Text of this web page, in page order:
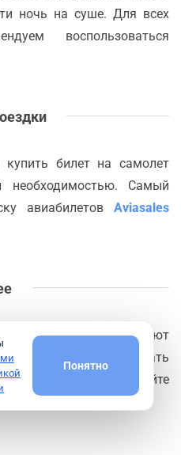
ночь на суше. Для всех
воспользоваться
билет на самолет
необходимостью. Самый
авиабилетов Aviasales
маршруты предлагают
или сделать
критериям на сайте
Понятно